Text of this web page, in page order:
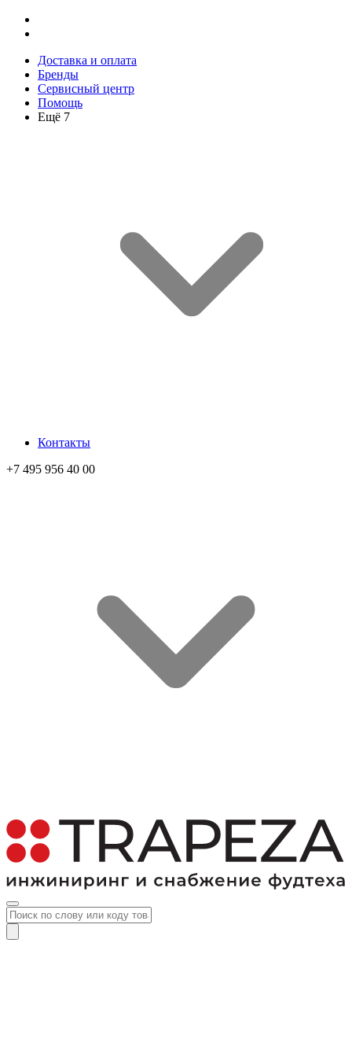
Доставка и оплата
Бренды
Сервисный центр
Помощь
Ещё 7
Контакты
+7 495 956 40 00